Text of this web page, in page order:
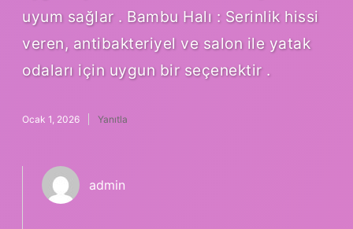
uyum sağlar . Bambu Halı : Serinlik hissi
veren, antibakteriyel ve salon ile yatak
odaları için uygun bir seçenektir .
Ocak 1, 2026 Yanıtla
admin